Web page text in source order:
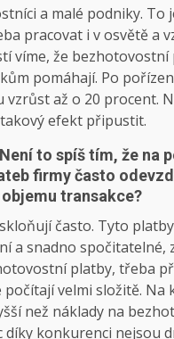
a malé podniky. To
pracovat i v osvětě a
víme, že
pomáhají. Po
až o 20 procent.
efekt připustit.
to spíš tím, že na
firmy často
transakce?
často. Tyto
a snadno spočitatelné,
platby, třeba
počítají velmi složitě. Na
než náklady na
díky konkurenci nejsou